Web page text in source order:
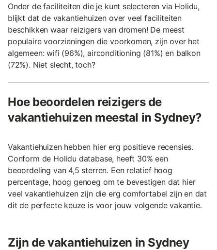
Onder de faciliteiten die je kunt selecteren via Holidu,
blijkt dat de vakantiehuizen over veel faciliteiten
beschikken waar reizigers van dromen! De meest
populaire voorzieningen die voorkomen, zijn over het
algemeen: wifi (96%), airconditioning (81%) en balkon
(72%). Niet slecht, toch?
Hoe beoordelen reizigers de
vakantiehuizen meestal in Sydney?
Vakantiehuizen hebben hier erg positieve recensies.
Conform de Holidu database, heeft 30% een
beoordeling van 4,5 sterren. Een relatief hoog
percentage, hoog genoeg om te bevestigen dat hier
veel vakantiehuizen zijn die erg comfortabel zijn en dat
dit de perfecte keuze is voor jouw volgende vakantie.
Zijn de vakantiehuizen in Sydney